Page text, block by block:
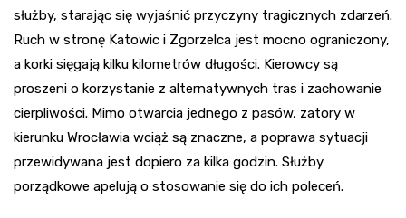
służby, starając się wyjaśnić przyczyny tragicznych zdarzeń.
Ruch w stronę Katowic i Zgorzelca jest mocno ograniczony,
a korki sięgają kilku kilometrów długości. Kierowcy są
proszeni o korzystanie z alternatywnych tras i zachowanie
cierpliwości. Mimo otwarcia jednego z pasów, zatory w
kierunku Wrocławia wciąż są znaczne, a poprawa sytuacji
przewidywana jest dopiero za kilka godzin. Służby
porządkowe apelują o stosowanie się do ich poleceń.